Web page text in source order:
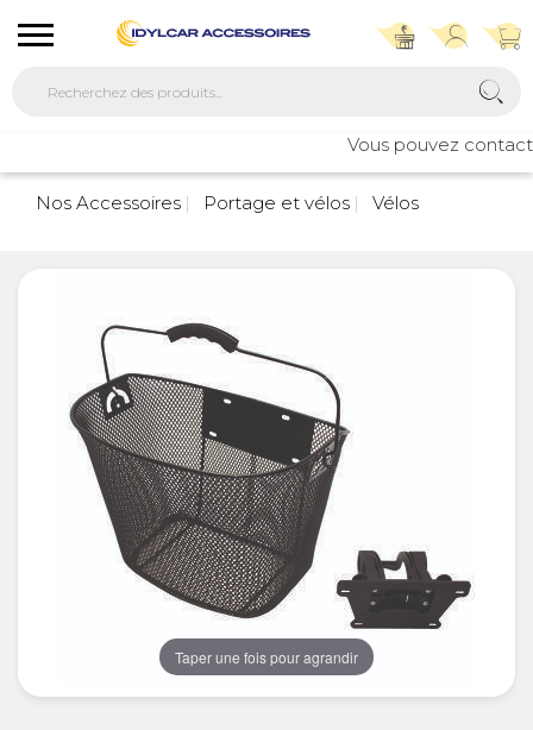
Vous pouvez
Nos Accessoires
Portage et vélos Vélos
Taper une fois pour agrandir